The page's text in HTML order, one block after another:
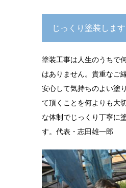
じっくり塗装します
塗装工事は人生のうちで
はありません。貴重なご
安心して気持ちのよい塗
て頂くことを何よりも大
な体制でじっくり丁寧に
す。代表・志田雄一郎